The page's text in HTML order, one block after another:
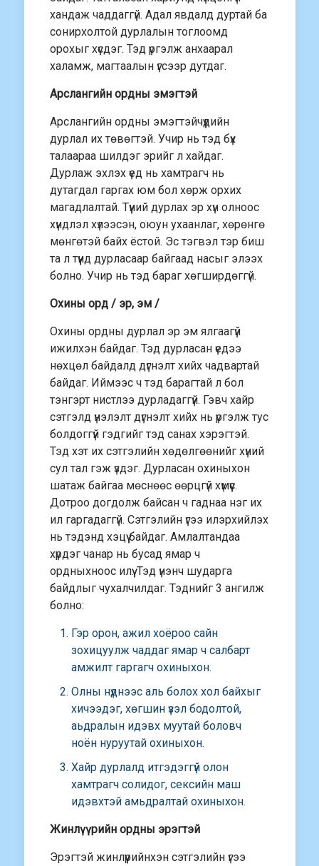
хандаж чаддаггүй. Адал явдалд дуртай ба
сонирхолтой дурлалын тоглоомд
орохыг хүсдэг. Тэд үргэлж анхаарал
халамж, магтаалын үгсээр дутдаг.
Арслангийн ордны эмэгтэй
Арслангийн ордны эмэгтэйчүүдийн
дурлал их төвөгтэй. Учир нь тэд бүх
талаараа шилдэг эрийг л хайдаг.
Дурлаж эхлэх үед нь хамтрагч нь
дутагдал гаргах юм бол хөрж орхих
магадлалтай. Түүний дурлах эр хүн олноос
хүндлэл хүлээсэн, оюун ухаанлаг, хөрөнгө
мөнгөтэй байх ёстой. Эс тэгвэл тэр биш
та л түүнд дурласаар байгаад насыг элээх
болно. Учир нь тэд бараг хөгширдөггүй.
Охины орд / эр, эм /
Охины ордны дурлал эр эм ялгаагүй
ижилхэн байдаг. Тэд дурласан үедээ
нөхцөл байдалд дүгнэлт хийх чадвартай
байдаг. Иймээс ч тэд барагтай л бол
тэнгэрт нистлээ дурладаггүй. Гэвч хайр
сэтгэлд үнэлэлт дүгнэлт хийх нь үргэлж тус
болдоггүй гэдгийг тэд санах хэрэгтэй.
Тэд хэт их сэтгэлийн хөдөлгөөнийг хүний
сул тал гэж үздэг. Дурласан охиныхон
шатаж байгаа мөснөөс өөрцгүй хүмүүс.
Дотроо догдолж байсан ч гаднаа нэг их
ил гаргадаггүй. Сэтгэлийн үгээ илэрхийлэх
нь тэдэнд хэцүү байдаг. Амлалтандаа
хүрдэг чанар нь бусад ямар ч
ордныхноос илүү. Тэд үнэнч шударга
байдлыг чухалчилдаг. Тэднийг 3 ангилж
болно:
Гэр орон, ажил хоёроо сайн
зохицуулж чаддаг ямар ч салбарт
амжилт гаргагч охиныхон.
Олны нүднээс аль болох хол байхыг
хичээдэг, хөгшин үзэл бодолтой,
аьдралын идэвх муутай боловч
ноён нуруутай охиныхон.
Хайр дурлалд итгэдэггүй олон
хамтрагч солидог, сексийн маш
идэвхтэй амьдралтай охиныхон.
Жинлүүрийн ордны эрэгтэй
Эрэгтэй жинлүүрийнхэн сэтгэлийн үгээ